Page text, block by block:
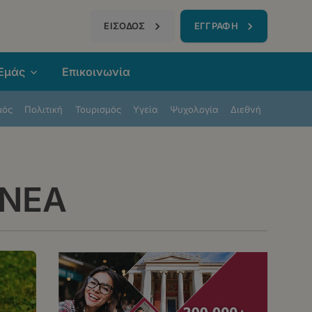
ΕΙΣΟΔΟΣ ΕΓΓΡΑΦΗ
Πολιτική Τουρισμός Υγεία Ψυχολογία Διεθνή
Επικοινωνία